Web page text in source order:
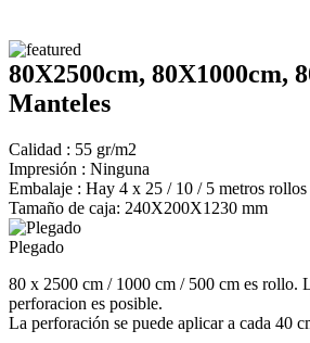
80X2500cm, 80X1000cm,
Manteles
Calidad : 55 gr/m2
Impresión : Ninguna
Embalaje : Hay 4 x 25 / 10 / 5 metros rollos
Tamaño de caja: 240X200X1230 mm
Plegado
80 x 2500 cm / 1000 cm / 500 cm es rollo.
perforacion es posible.
La perforación se puede aplicar a cada 40